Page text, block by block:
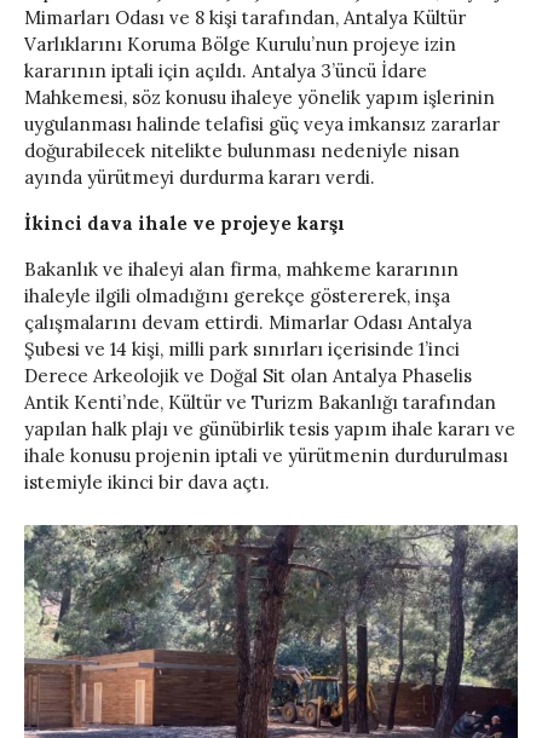
Mimarları Odası ve 8 kişi tarafından, Antalya Kültür
Varlıklarını Koruma Bölge Kurulu’nun projeye izin
kararının iptali için açıldı. Antalya 3’üncü İdare
Mahkemesi, söz konusu ihaleye yönelik yapım işlerinin
uygulanması halinde telafisi güç veya imkansız zararlar
doğurabilecek nitelikte bulunması nedeniyle nisan
ayında yürütmeyi durdurma kararı verdi.
İkinci dava ihale ve projeye karşı
Bakanlık ve ihaleyi alan firma, mahkeme kararının
ihaleyle ilgili olmadığını gerekçe göstererek, inşa
çalışmalarını devam ettirdi. Mimarlar Odası Antalya
Şubesi ve 14 kişi, milli park sınırları içerisinde 1’inci
Derece Arkeolojik ve Doğal Sit olan Antalya Phaselis
Antik Kenti’nde, Kültür ve Turizm Bakanlığı tarafından
yapılan halk plajı ve günübirlik tesis yapım ihale kararı ve
ihale konusu projenin iptali ve yürütmenin durdurulması
istemiyle ikinci bir dava açtı.